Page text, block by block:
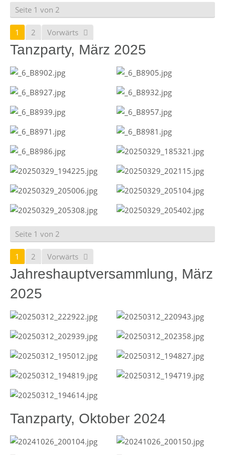
Seite 1 von 2
1 2 Vorwärts
Tanzparty, März 2025
Seite 1 von 2
1 2 Vorwärts
Jahreshauptversammlung, März
2025
Tanzparty, Oktober 2024